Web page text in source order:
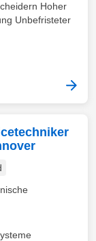
Hoher
Unbefristeter